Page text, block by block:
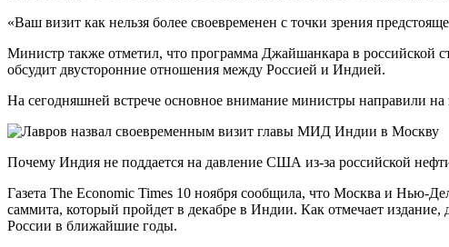
«Ваш визит как нельзя более своевременен с точки зрения
Министр также отметил, что программа Джайшанкара в
обсудит двусторонние отношения между Россией и Индией.
На сегодняшней встрече основное внимание министры направили
Почему Индия не поддается на давление США из-за российской
Газета The Economic Times 10 ноября сообщила, что Москва и Нью-
саммита, который пройдет в декабре в Индии. Как отмечает
России в ближайшие годы.